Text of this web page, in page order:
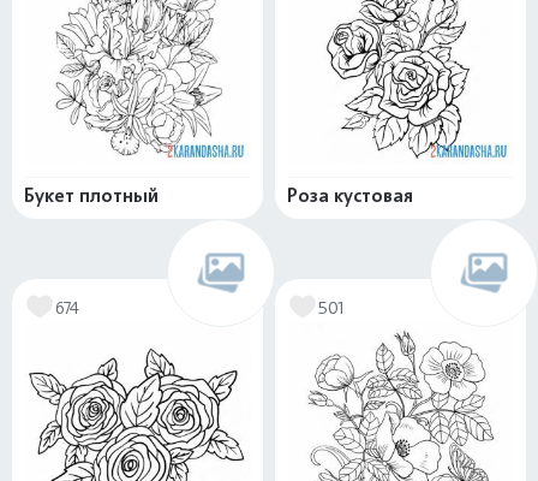
Букет плотный Роза кустовая
674 501